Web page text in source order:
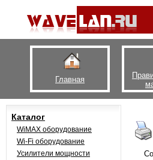
Главная
Каталог
WiMAX оборудование
Wi-Fi оборудование
Усилители мощности